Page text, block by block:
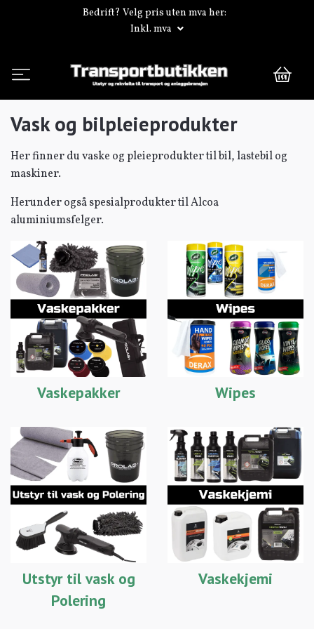
Bedrift? Velg pris uten mva her:
Inkl. mva
0
Vask og bilpleieprodukter
Her finner du vaske og pleieprodukter til bil, lastebil og
maskiner.
Herunder også spesialprodukter til Alcoa
aluminiumsfelger.
Vaskepakker Wipes
Utstyr til vask og
Polering
Vaskekjemi